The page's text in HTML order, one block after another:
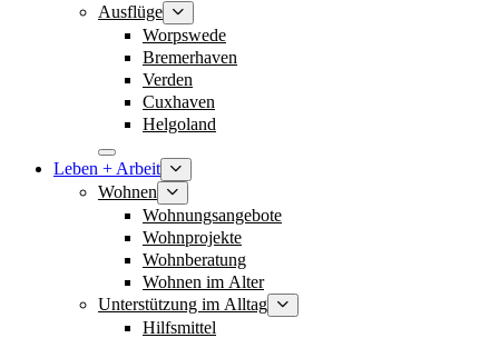
Ausflüge
Worpswede
Bremerhaven
Verden
Cuxhaven
Helgoland
Leben + Arbeit
Wohnen
Wohnungsangebote
Wohnprojekte
Wohnberatung
Wohnen im Alter
Unterstützung im Alltag
Hilfsmittel